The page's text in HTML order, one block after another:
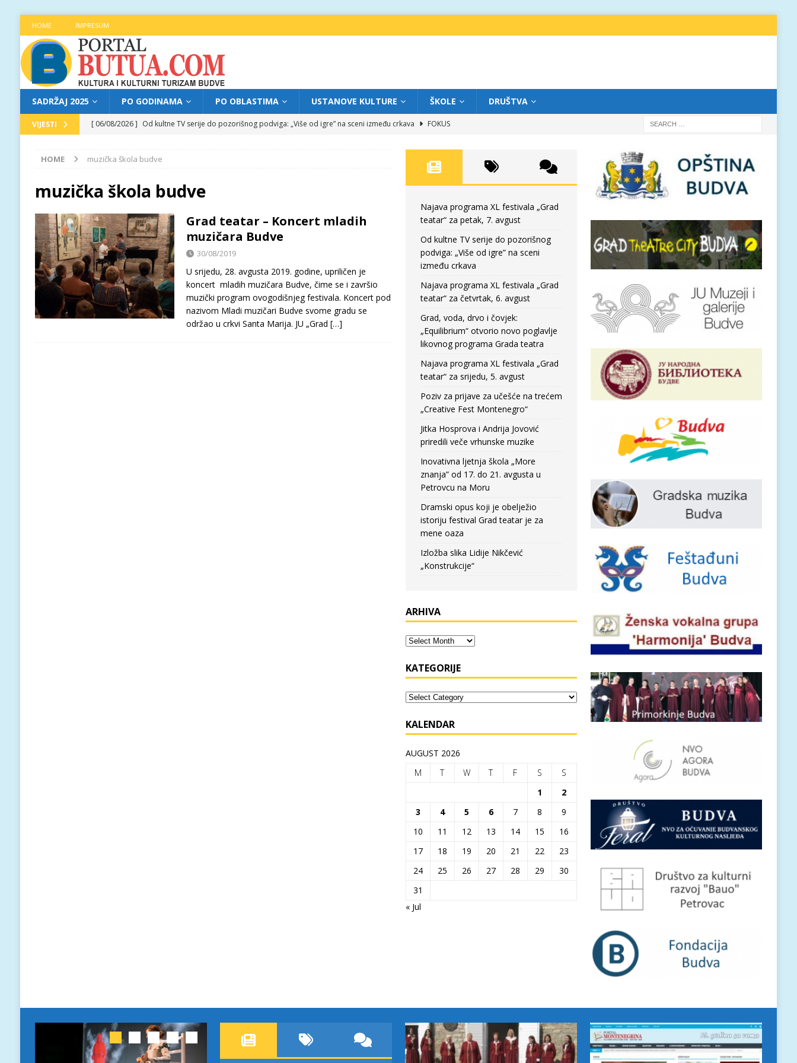
HOME IMPRESUM
SADRŽAJ 2025 PO GODINAMA PO OBLASTIMA USTANOVE KULTURE ŠKOLE DRUŠTVA
VIJESTI [ 06/08/2026 ] Od kultne TV serije do pozorišnog podviga: „Više od igre” na sceni između crkava
FOKUS
[ 05/08/2026 ] Grad, voda, drvo i čovjek: „Equilibrium“ otvorio novo poglavlje likovnog programa Grada teatra
FOKUS
[ 04/08/2026 ]
Najava programa XL festivala „Grad teatar“ za srijedu, 5. avgust
HOME muzička škola budve
muzička škola budve
Grad teatar – Koncert mladih
muzičara Budve
30/08/2019
U srijedu, 28. avgusta 2019. godine, upriličen je
koncert mladih muzičara Budve, čime se i završio
muzički program ovogodišnjeg festivala. Koncert pod
nazivom Mladi muzičari Budve svome gradu se
održao u crkvi Santa Marija. JU „Grad […]
Najava programa XL festivala „Grad
teatar“ za petak, 7. avgust
Od kultne TV serije do pozorišnog
podviga: „Više od igre” na sceni
između crkava
Najava programa XL festivala „Grad
teatar“ za četvrtak, 6. avgust
Grad, voda, drvo i čovjek:
„Equilibrium“ otvorio novo poglavlje
likovnog programa Grada teatra
Najava programa XL festivala „Grad
teatar“ za srijedu, 5. avgust
Poziv za prijave za učešće na trećem
„Creative Fest Montenegro“
Jitka Hosprova i Andrija Jovović
priredili veče vrhunske muzike
Inovativna ljetnja škola „More
znanja” od 17. do 21. avgusta u
Petrovcu na Moru
Dramski opus koji je obelježio
istoriju festival Grad teatar je za
mene oaza
Izložba slika Lidije Nikčević
„Konstrukcije“
ARHIVA
KATEGORIJE
KALENDAR
AUGUST 2026
M
T W T F S
S
1
2
3
4 5 6 7 8
9
10
11 12 13 14 15
16
17
18 19 20 21 22
23
24
25 26 27 28 29
30
31
« Jul